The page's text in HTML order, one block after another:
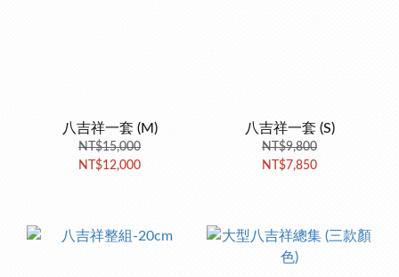
八吉祥一套 (M)
NT$15,000
NT$12,000
八吉祥一套 (S)
NT$9,800
NT$7,850